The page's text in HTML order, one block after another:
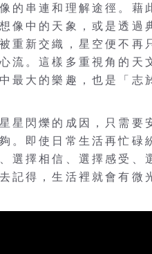
的串連和理解途徑。藉
像中的天象，或是透過
重新交織，星空便不再
流。這樣多重視角的天
最大的樂趣，也是「志
星閃爍的成因，只需要
。即使日常生活再忙碌
選擇相信、選擇感受、
記得，生活裡就會有微